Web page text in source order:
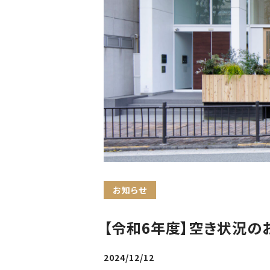
お知らせ
【令和6年度】空き状況の
2024/12/12